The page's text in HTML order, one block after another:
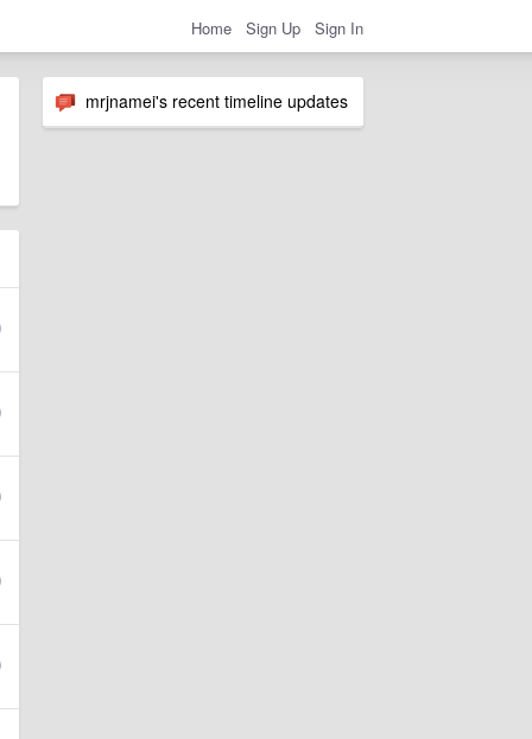
Home Sign Up Sign In
mrjnamei's recent timeline updates